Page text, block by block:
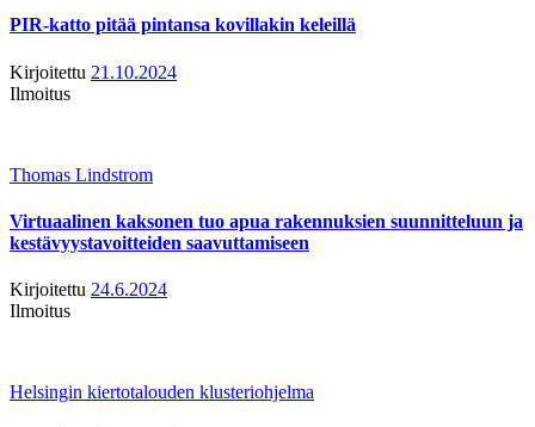
PIR-katto pitää pintansa kovillakin keleillä
Kirjoitettu 21.10.2024
Ilmoitus
Thomas Lindstrom
Virtuaalinen kaksonen tuo apua rakennuksien suunnitteluun ja
kestävyystavoitteiden saavuttamiseen
Kirjoitettu 24.6.2024
Ilmoitus
Helsingin kiertotalouden klusteriohjelma